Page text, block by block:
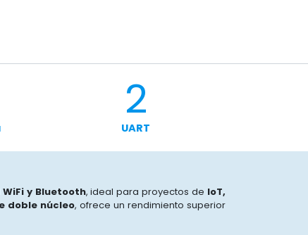
2
UART
y Bluetooth, ideal para proyectos de IoT,
doble núcleo, ofrece un rendimiento superior